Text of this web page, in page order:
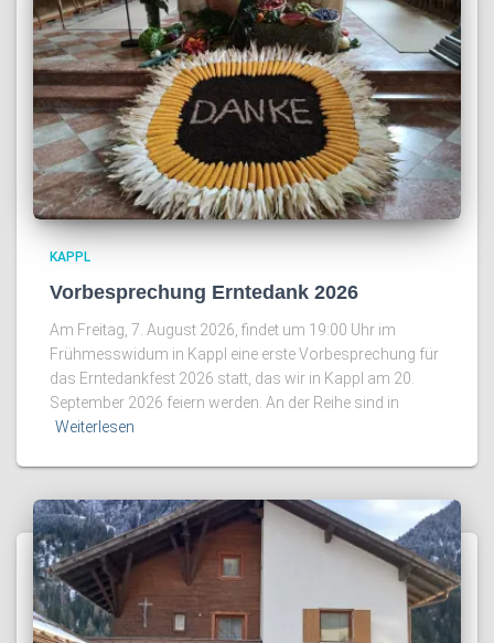
KAPPL
Vorbesprechung Erntedank 2026
Am Freitag, 7. August 2026, findet um 19:00 Uhr im
Frühmesswidum in Kappl eine erste Vorbesprechung für
das Erntedankfest 2026 statt, das wir in Kappl am 20.
September 2026 feiern werden. An der Reihe sind in
Weiterlesen